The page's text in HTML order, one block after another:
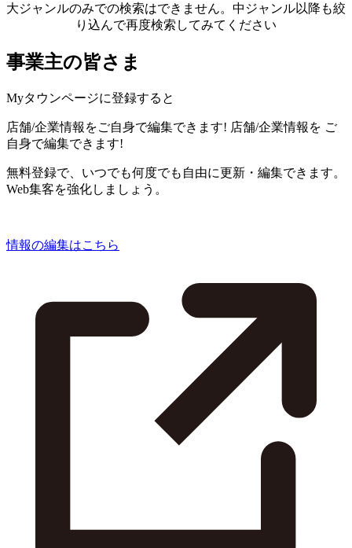
大ジャンルのみでの検索はできません。中ジャンル以降も絞
り込んで再度検索してみてください
事業主の皆さま
Myタウンページに登録すると
店舗/企業情報をご自身で編集できます! 店舗/企業情報を ご
自身で編集できます!
無料登録で、いつでも何度でも自由に更新・編集できます。
Web集客を強化しましょう。
情報の編集はこちら